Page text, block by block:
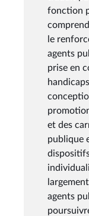
fonction
le
agents
prise en
et des
publique
agents